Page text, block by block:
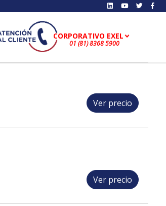
01 (81) 8368 5900
Ver precio
Ver precio